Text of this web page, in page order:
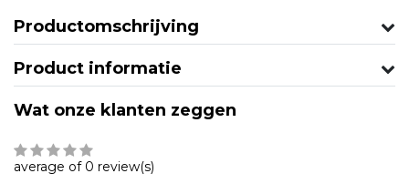
Productomschrijving
Product informatie
Wat onze klanten zeggen
average of 0 review(s)